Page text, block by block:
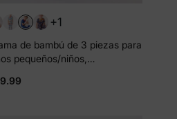
+1
de bambú de 3 piezas para
pequeños/niños,
4 estaciones (ajustado), azul